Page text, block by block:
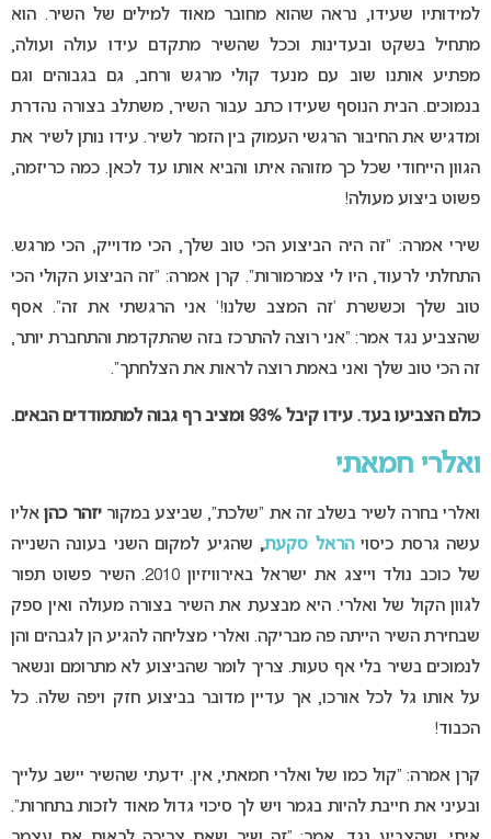
למידותיו שעידו, נראה שהוא מחובר מאוד למילים של השיר. הוא
מתחיל בשקט ובעדינות וככל שהשיר מתקדם עידו עולה ועולה,
מפתיע אותנו שוב עם מנעד קולי מרגש ורחב, גם בגבוהים וגם
בנמוכים. הבית הנוסף שעידו כתב עבור השיר, משתלב בצורה נהדרת
ומדגיש את החיבור הרגשי העמוק בין הזמר לשיר. עידו נותן לשיר את
הגוון הייחודי שכל כך מזוהה איתו והביא אותו עד לכאן. כמה כריזמה,
פשוט ביצוע מעולה!
שירי אמרה: “זה היה הביצוע הכי טוב שלך, הכי מדוייק, הכי מרגש.
התחלתי לרעוד, היו לי צמרמורות”. קרן אמרה: “זה הביצוע הקולי הכי
טוב שלך וכששרת ‘זה המצב שלנו!’ אני הרגשתי את זה”. אסף
שהצביע נגד אמר: “אני רוצה להתרכז בזה שהתקדמת והתחברת יותר,
זה הכי טוב שלך ואני באמת רוצה לראות את הצלחתך”.
כולם הצביעו בעד. עידו קיבל 93% ומציב רף גבוה למתמודדים הבאים.
ואלרי חמאתי
ואלרי בחרה לשיר בשלב זה את “שלכת”, שביצע במקור יזהר כהןאליו
עשה גרסת כיסוי הראל סקעת, שהגיע למקום השני בעונה השנייה
של כוכב נולד וייצג את ישראל באירוויזיון 2010. השיר פשוט תפור
לגוון הקול של ואלרי. היא מבצעת את השיר בצורה מעולה ואין ספק
שבחירת השיר הייתה פה מבריקה. ואלרי מצליחה להגיע הן לגבהים והן
לנמוכים בשיר בלי אף טעות. צריך לומר שהביצוע לא מתרומם ונשאר
על אותו גל לכל אורכו, אך עדיין מדובר בביצוע חזק ויפה שלה. כל
הכבוד!
קרן אמרה: “קול כמו של ואלרי חמאתי, אין. ידעתי שהשיר יישב עלייך
ובעיני את חייבת להיות בגמר ויש לך סיכוי גדול מאוד לזכות בתחרות”.